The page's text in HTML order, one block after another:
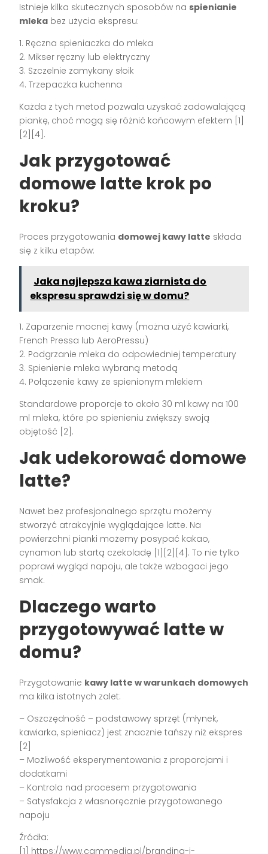
Istnieje kilka skutecznych sposobów na spienianie
mleka bez użycia ekspresu:
1. Ręczna spieniaczka do mleka
2. Mikser ręczny lub elektryczny
3. Szczelnie zamykany słoik
4. Trzepaczka kuchenna
Każda z tych metod pozwala uzyskać zadowalającą
piankę, choć mogą się różnić końcowym efektem [1]
[2][4].
Jak przygotować
domowe latte krok po
kroku?
Proces przygotowania domowej kawy latte składa
się z kilku etapów:
Jaka najlepsza kawa ziarnista do
ekspresu sprawdzi się w domu?
1. Zaparzenie mocnej kawy (można użyć kawiarki,
French Pressa lub AeroPressu)
2. Podgrzanie mleka do odpowiedniej temperatury
3. Spienienie mleka wybraną metodą
4. Połączenie kawy ze spienionym mlekiem
Standardowe proporcje to około 30 ml kawy na 100
ml mleka, które po spienieniu zwiększy swoją
objętość [2].
Jak udekorować domowe
latte?
Nawet bez profesjonalnego sprzętu możemy
stworzyć atrakcyjnie wyglądające latte. Na
powierzchni pianki możemy posypać kakao,
cynamon lub startą czekoladę [1][2][4]. To nie tylko
poprawi wygląd napoju, ale także wzbogaci jego
smak.
Dlaczego warto
przygotowywać latte w
domu?
Przygotowanie kawy latte w warunkach domowych
ma kilka istotnych zalet:
– Oszczędność – podstawowy sprzęt (młynek,
kawiarka, spieniacz) jest znacznie tańszy niż ekspres
[2]
– Możliwość eksperymentowania z proporcjami i
dodatkami
– Kontrola nad procesem przygotowania
– Satysfakcja z własnoręcznie przygotowanego
napoju
Źródła:
[1] https://www.cammedia.pl/branding-i-